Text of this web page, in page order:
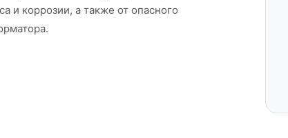
и коррозии, а также от опасного